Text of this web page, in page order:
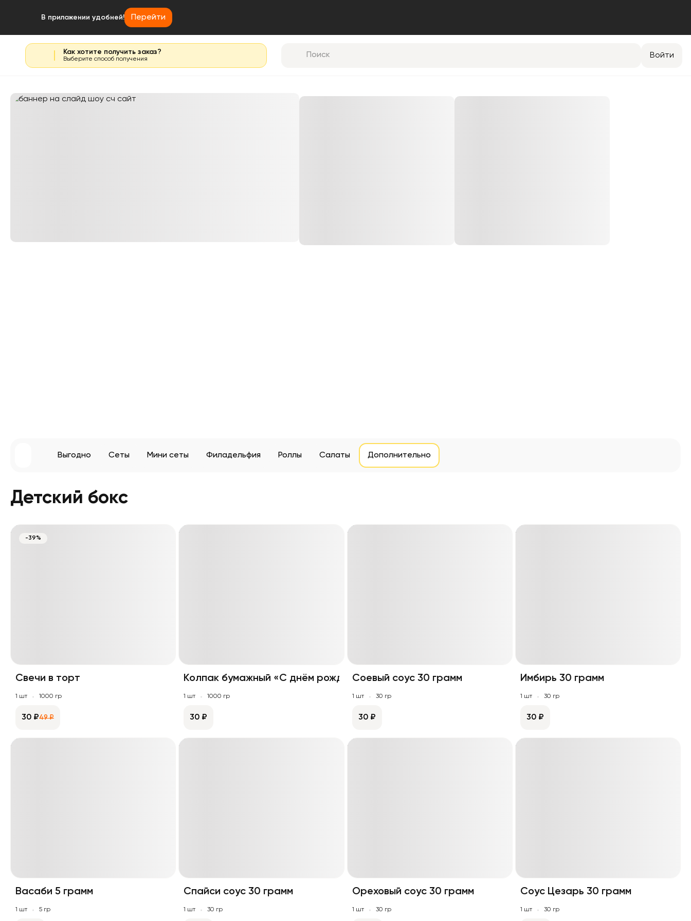
В приложении удобней! Перейти
Как хотите получить заказ?
Выберите способ получения Войти
Выгодно Сеты Мини сеты Филадельфия Роллы Салаты Дополнительно
Детский бокс
-39%
Свечи в торт
1 шт 1000 гр
49 ₽
30 ₽
Колпак бумажный «С днём рождения!»
1 шт 1000 гр
30 ₽
Соевый соус 30 грамм
1 шт 30 гр
30 ₽
Имбирь 30 грамм
1 шт 30 гр
30 ₽
Васаби 5 грамм
1 шт 5 гр
Спайси соус 30 грамм
1 шт 30 гр
Ореховый соус 30 грамм
1 шт 30 гр
Соус Цезарь 30 грамм
1 шт 30 гр